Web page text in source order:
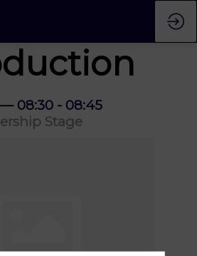
— 08:30 - 08:45
Stage